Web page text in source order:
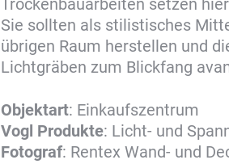
Trockenbauarbeiten setzen
Sie sollten als stilistisches
übrigen Raum herstellen und
Lichtgräben zum Blickfang
Objektart: Einkaufszentrum
Vogl Produkte: Licht- und
Fotograf: Rentex Wand- und